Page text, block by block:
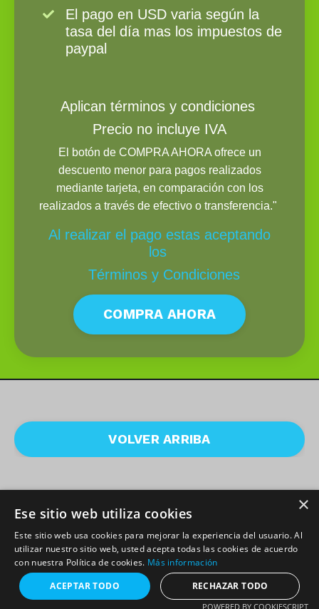
El pago en USD varia según la
tasa del día mas los impuestos de
paypal
Aplican términos y condiciones
Precio no incluye IVA
El botón de COMPRA AHORA ofrece un
descuento menor para pagos realizados
mediante tarjeta, en comparación con los
realizados a través de efectivo o transferencia."
Al realizar el pago estas aceptando
los
Términos y Condiciones
COMPRA AHORA
VOLVER ARRIBA
Términos y Condiciones
© 2026 Lina Maria Muñoz
×
Ese sitio web utiliza cookies
Este sitio web usa cookies para mejorar la experiencia del usuario. Al
utilizar nuestro sitio web, usted acepta todas las cookies de acuerdo
con nuestra Política de cookies. Más información
ACEPTAR TODO
RECHAZAR TODO
POWERED BY COOKIESCRIPT